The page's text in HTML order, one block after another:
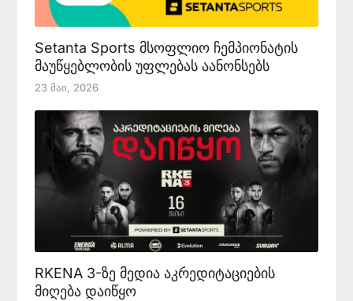
Setanta Sports მსოფლიო ჩემპიონატის
მაუწყებლობის უფლებას აანონსებს
23 Მაი, 2026
RKENA 3-ზე მედია აკრედიტაციების
მიღება დაიწყო